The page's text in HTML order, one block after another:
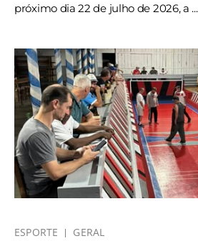
próximo dia 22 de julho de 2026, a ...
ESPORTE GERAL